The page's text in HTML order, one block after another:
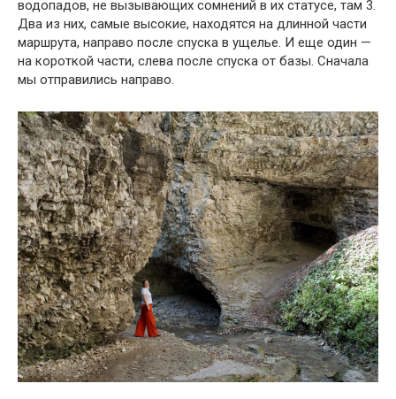
водопадов, не вызывающих сомнений в их статусе, там 3.
Два из них, самые высокие, находятся на длинной части
маршрута, направо после спуска в ущелье. И еще один —
на короткой части, слева после спуска от базы. Сначала
мы отправились направо.